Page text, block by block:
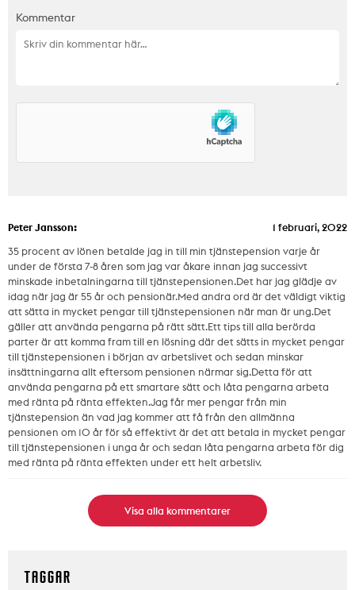
Kommentar
Peter Jansson:
1 februari, 2022
35 procent av lönen betalde jag in till min tjänstepension varje år
under de första 7-8 åren som jag var åkare innan jag successivt
minskade inbetalningarna till tjänstepensionen.Det har jag glädje av
idag när jag är 55 år och pensionär.Med andra ord är det väldigt viktig
att sätta in mycket pengar till tjänstepensionen när man är ung.Det
gäller att använda pengarna på rätt sätt.Ett tips till alla berörda
parter är att komma fram till en lösning där det sätts in mycket pengar
till tjänstepensionen i början av arbetslivet och sedan minskar
insättningarna allt eftersom pensionen närmar sig.Detta för att
använda pengarna på ett smartare sätt och låta pengarna arbeta
med ränta på ränta effekten.Jag får mer pengar från min
tjänstepension än vad jag kommer att få från den allmänna
pensionen om 10 år för så effektivt är det att betala in mycket pengar
till tjänstepensionen i unga år och sedan låta pengarna arbeta för dig
med ränta på ränta effekten under ett helt arbetsliv.
Visa alla kommentarer
TAGGAR